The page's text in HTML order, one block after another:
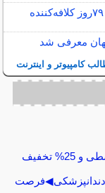
معرفی شد
کامپیوتر و اینترنت
پرداخت قسطی و 25% تخفیف